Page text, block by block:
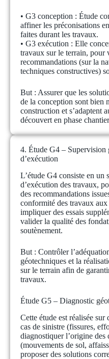
• G3 conception : Étude
affiner les préconisations
faites durant les travaux.
• G3 exécution : Elle
travaux sur le terrain, pour
recommandations (sur la
techniques constructives)
But : Assurer que les
de la conception sont bien
construction et s’adaptent
découvert en phase
4. Étude G4 – Supervision
d’exécution
L’étude G4 consiste en un
d’exécution des travaux,
des recommandations
conformité des travaux
impliquer des essais
valider la qualité des
soutènement.
But : Contrôler
géotechniques et la
sur le terrain afin de
travaux.
Étude G5 – Diagnostic
Cette étude est réalisée sur
cas de sinistre (fissures,
diagnostiquer l’origine des
(mouvements de sol,
proposer des solutions